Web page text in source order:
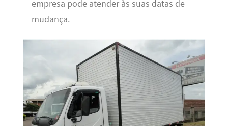
empresa pode atender às suas datas de
mudança.